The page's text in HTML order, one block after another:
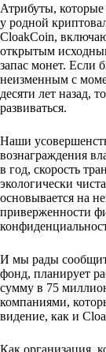
Атрибуты,
у родной
CloakCoin,
открытым
запас монет. Если
неизменным с
десяти лет назад,
развиваться.
Наши
вознаграждения
в год, скорость
экологически
основывается на
приверженности
И мы рады
фонд, планирует
сумму в 75
компаниями,
видение, как и
Как организация,